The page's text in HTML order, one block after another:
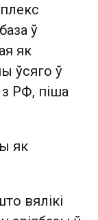
ў
як
ўсяго ў
РФ, піша
як
вялікі